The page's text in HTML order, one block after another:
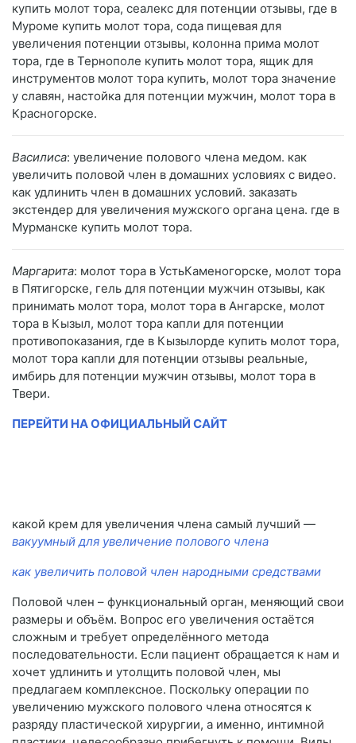
купить молот тора, сеалекс для потенции отзывы, где в
Муроме купить молот тора, сода пищевая для
увеличения потенции отзывы, колонна прима молот
тора, где в Тернополе купить молот тора, ящик для
инструментов молот тора купить, молот тора значение
у славян, настойка для потенции мужчин, молот тора в
Красногорске.
Василиса: увеличение полового члена медом. как
увеличить половой член в домашних условиях с видео.
как удлинить член в домашних условий. заказать
экстендер для увеличения мужского органа цена. где в
Мурманске купить молот тора.
Маргарита: молот тора в УстьКаменогорске, молот тора
в Пятигорске, гель для потенции мужчин отзывы, как
принимать молот тора, молот тора в Ангарске, молот
тора в Кызыл, молот тора капли для потенции
противопоказания, где в Кызылорде купить молот тора,
молот тора капли для потенции отзывы реальные,
имбирь для потенции мужчин отзывы, молот тора в
Твери.
ПЕРЕЙТИ НА ОФИЦИАЛЬНЫЙ САЙТ
какой крем для увеличения члена самый лучший —
вакуумный для увеличение полового члена
как увеличить половой член народными средствами
Половой член – функциональный орган, меняющий свои
размеры и объём. Вопрос его увеличения остаётся
сложным и требует определённого метода
последовательности. Если пациент обращается к нам и
хочет удлинить и утолщить половой член, мы
предлагаем комплексное. Поскольку операции по
увеличению мужского полового члена относятся к
разряду пластической хирургии, а именно, интимной